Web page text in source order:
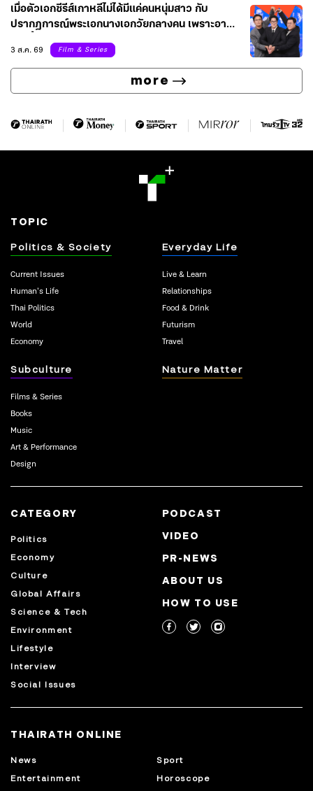
เมื่อตัวเอกซีรีส์เกาหลีไม่ได้มีแค่คนหนุ่มสาว กับ
ปรากฏการณ์พระเอกนางเอกวัยกลางคน เพราะอายุที่
มากขึ้นของนักแสดง ไม่ได้จำกัดอยู่แค่บทพ่อแม่อีกต่อ
ไป
3 ส.ค. 69 Film & Series
more
TOPIC
Politics & Society
Current Issues
Human’s Life
Thai Politics
World
Economy
Everyday Life
Live & Learn
Relationships
Food & Drink
Futurism
Travel
Subculture
Films & Series
Books
Music
Art & Performance
Design
Nature Matter
CATEGORY
Politics
Economy
Culture
Global Affairs
Science & Tech
Environment
Lifestyle
Interview
Social Issues
PODCAST
VIDEO
PR-NEWS
ABOUT US
HOW TO USE
THAIRATH ONLINE
News
Sport
Entertainment
Horoscope